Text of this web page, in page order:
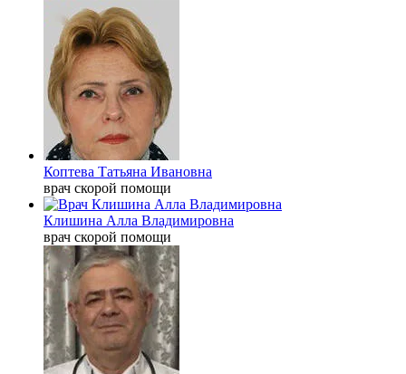
Коптева Татьяна Ивановна
врач скорой помощи
Клишина Алла Владимировна
врач скорой помощи